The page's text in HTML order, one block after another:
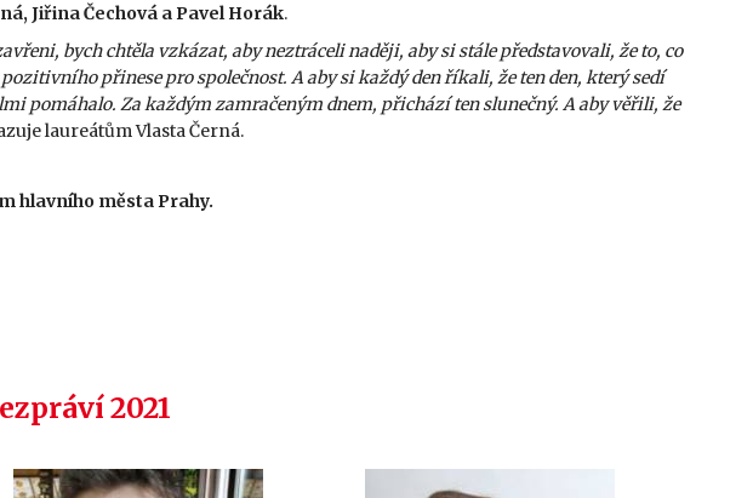
,Jiřina Čechová a PavelHorák.
bych chtěla vzkázat, aby neztráceli naději, aby si stále představovali, že to, co
přinese pro společnost. A aby si každý den říkali, že ten den, který sedí
pomáhalo. Za každým zamračeným dnem, přichází ten slunečný. A aby věřili, že
laureátům Vlasta Černá.
hlavního města Prahy.
2021